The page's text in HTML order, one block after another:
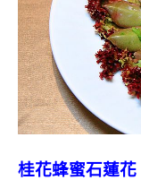
桂花蜂蜜石蓮花